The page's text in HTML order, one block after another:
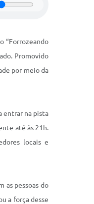
“Forrozeando
Promovido
por meio da
entrar na pista
até às 21h.
locais e
as pessoas do
a força desse